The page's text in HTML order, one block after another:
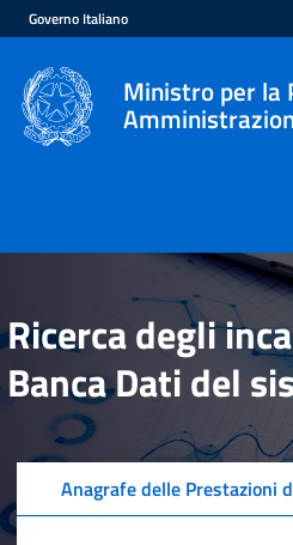
Governo Italiano
Ministro per la
Ricerca degli
Banca Dati del
Anagrafe delle Prestazioni